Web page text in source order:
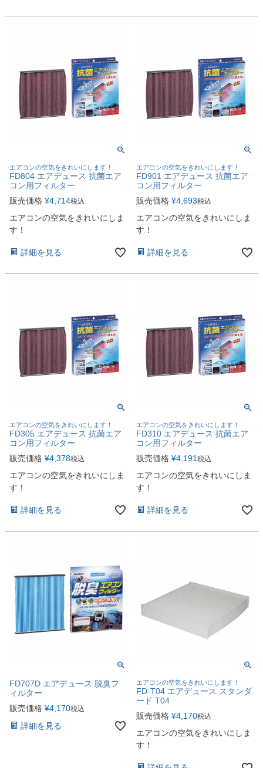
エアコンの空気をきれいにします！
FD804 エアデュース 抗菌エア
コン用フィルター
販売価格 ¥4,714税込
エアコンの空気をきれいにしま
す！
詳細を見る
エアコンの空気をきれいにします！
FD901 エアデュース 抗菌エア
コン用フィルター
販売価格 ¥4,693税込
エアコンの空気をきれいにしま
す！
詳細を見る
エアコンの空気をきれいにします！
FD305 エアデュース 抗菌エア
コン用フィルター
販売価格 ¥4,378税込
エアコンの空気をきれいにしま
す！
詳細を見る
エアコンの空気をきれいにします！
FD310 エアデュース 抗菌エア
コン用フィルター
販売価格 ¥4,191 税込
エアコンの空気をきれいにしま
す！
詳細を見る
FD707D エアデュース 脱臭フ
ィルター
販売価格 ¥4,170税込
詳細を見る
エアコンの空気をきれいにします！
FD-T04 エアデュース スタンダ
ード T04
販売価格 ¥4,170税込
エアコンの空気をきれいにしま
す！